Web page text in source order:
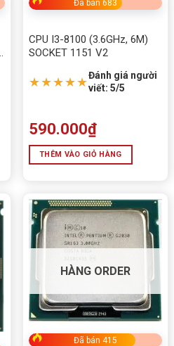
Đã bán 683
CPU I3-8100 (3.6GHz, 6M)
SOCKET 1151 V2
★★★★★Đánh giá người
viết: 5/5
590.000₫
THÊM VÀO GIỎ HÀNG
HÀNG ORDER
Đã bán 415